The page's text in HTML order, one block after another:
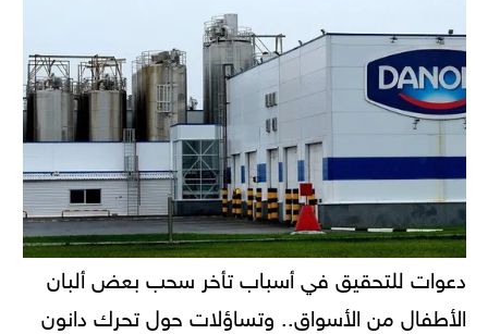
دعوات للتحقيق في أسباب تأخر سحب بعض ألبان
الأطفال من الأسواق.. وتساؤلات حول تحرك دانون